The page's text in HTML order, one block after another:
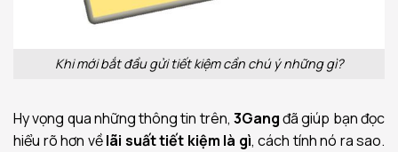
Khi mới bắt đầu gửi tiết kiệm cần chú ý những gì?
Hy vọng qua những thông tin trên, 3Gangđã giúp bạn đọc
hiểu rõ hơn vềlãi suất tiết kiệm là gì, cách tính nó ra sao.